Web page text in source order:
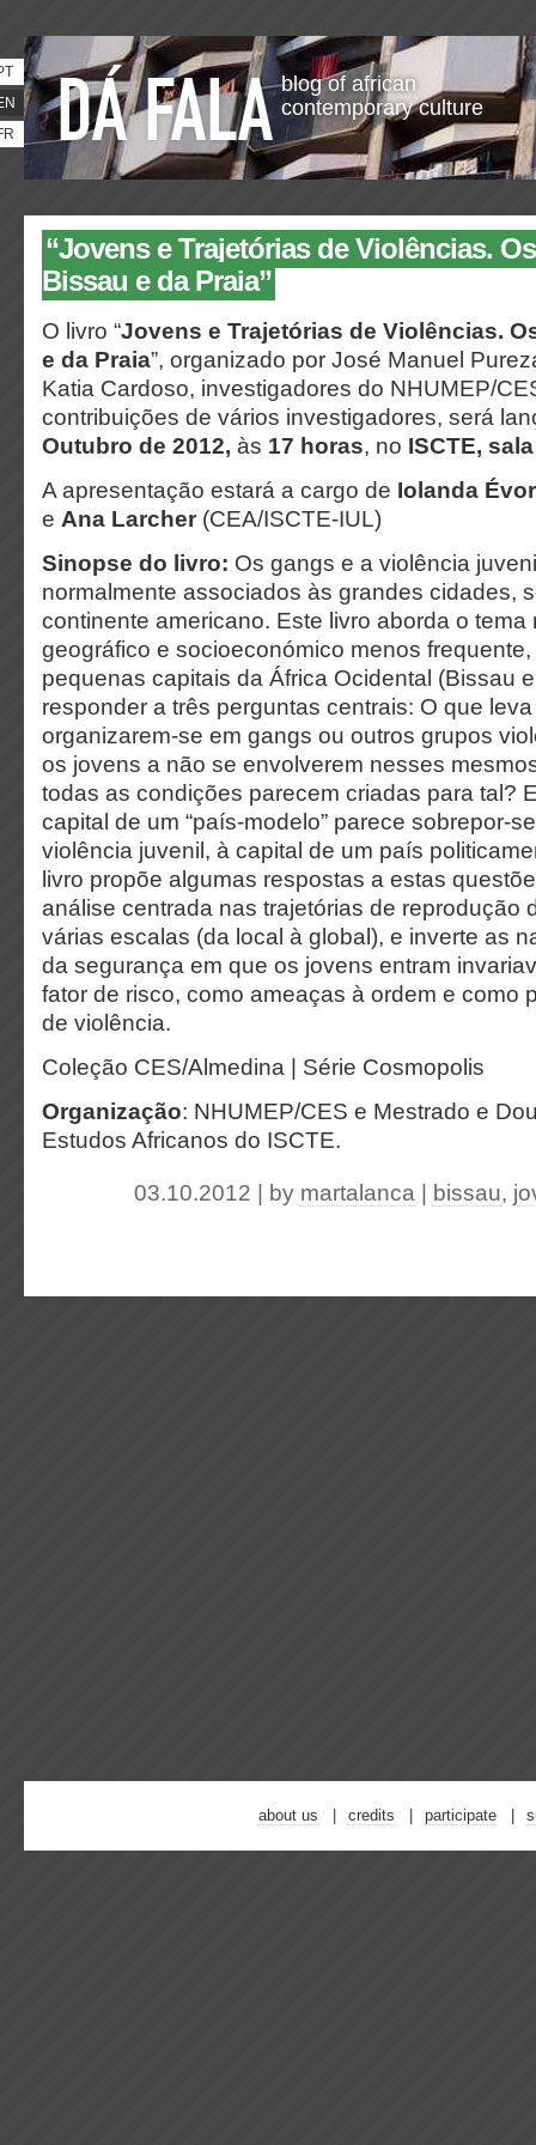
blog of african
contemporary culture
“Jovens e Trajetórias de Violências.
Bissau e da Praia”
O livro “Jovens e Trajetórias de Violências.
e da Praia”, organizado por José Manuel
Katia Cardoso, investigadores do NHUMEP/
contribuições de vários investigadores, será
Outubro de 2012, às 17 horas, no ISCTE,
A apresentação estará a cargo de Iolanda
e Ana Larcher (CEA/ISCTE-IUL)
Sinopse do livro: Os gangs e a violência
normalmente associados às grandes cidades,
continente americano. Este livro aborda o tema
geográfico e socioeconómico menos
pequenas capitais da África Ocidental (Bissau
responder a três perguntas centrais: O que
organizarem-se em gangs ou outros grupos
os jovens a não se envolverem nesses
todas as condições parecem criadas para tal?
capital de um “país-modelo” parece sobrepor-
violência juvenil, à capital de um país
livro propõe algumas respostas a estas
análise centrada nas trajetórias de reprodução
várias escalas (da local à global), e inverte as
da segurança em que os jovens entram
fator de risco, como ameaças à ordem e como
de violência.
Coleção CES/Almedina | Série Cosmopolis
Organização: NHUMEP/CES e Mestrado e
Estudos Africanos do ISCTE.
03.10.2012 | by martalanca bissau,
about us credits participate